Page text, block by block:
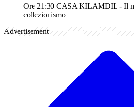
Ore 21:30 CASA KILAMDIL - Il
collezionismo
Advertisement